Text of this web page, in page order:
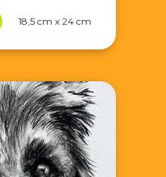
18,5 cm x 24 cm